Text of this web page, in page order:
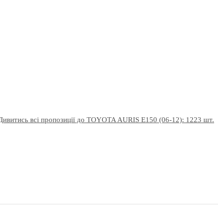
всі пропозиції до TOYOTA AURIS E150 (06-12): 1223 шт.